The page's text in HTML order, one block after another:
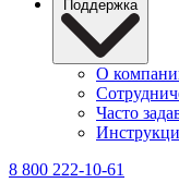
Поддержка
О
Часто
8 800 222-10-61